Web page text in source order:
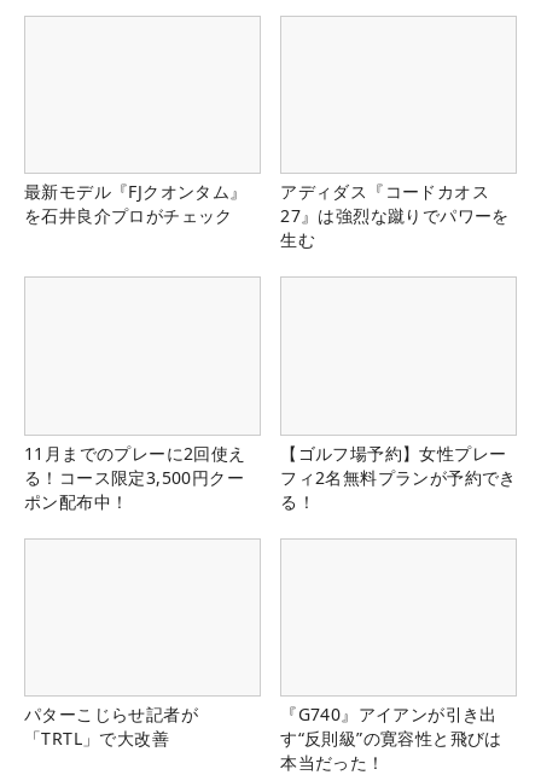
最新モデル『FJクオンタム』
を石井良介プロがチェック
アディダス『コードカオス
27』は強烈な蹴りでパワーを
生む
11月までのプレーに2回使え
る！コース限定3,500円クー
ポン配布中！
【ゴルフ場予約】女性プレー
フィ2名無料プランが予約でき
る！
パターこじらせ記者が
「TRTL」で大改善
『G740』アイアンが引き出
す“反則級”の寛容性と飛びは
本当だった！